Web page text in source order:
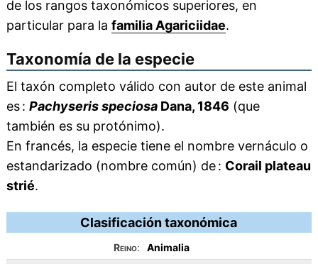
de los rangos taxonómicos superiores, en
particular para la familia Agariciidae.
Taxonomía de la especie
El taxón completo válido con autor de este animal
es : Pachyseris speciosaDana, 1846 (que
también es su protónimo).
En francés, la especie tiene el nombre vernáculo o
estandarizado (nombre común) de : Corail plateau
strié.
Clasificación taxonómica
Reino:
Animalia